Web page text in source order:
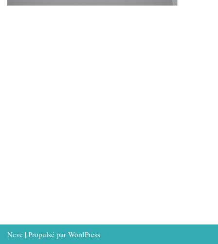
Neve | Propulsé par WordPress